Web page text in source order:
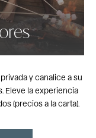
y canalice a su
Eleve la experiencia
(precios a la carta).